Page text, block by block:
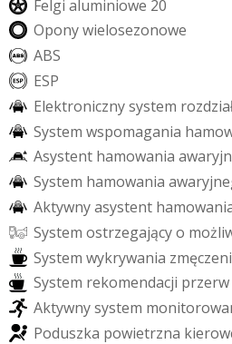
Fe gi a uminiowe 20
Oponywielosezonowe
ABS
ESP
Elektronicznysystem rozdzia
System wspomagania hamo
Asystent hamowania awaryjn
System hamowania awaryjne
Aktywnyasystent hamowani
System ostrzegającyo możli
System wykrywania zmęczeni
System rekomendacji przerw
Aktywnysystem monitorowa
Poduszka powietrzna kierow